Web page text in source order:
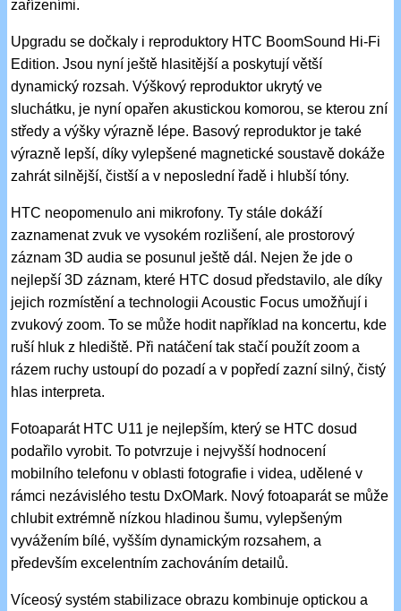
zařízeními.
Upgradu se dočkaly i reproduktory HTC BoomSound Hi-Fi
Edition. Jsou nyní ještě hlasitější a poskytují větší
dynamický rozsah. Výškový reproduktor ukrytý ve
sluchátku, je nyní opařen akustickou komorou, se kterou zní
středy a výšky výrazně lépe. Basový reproduktor je také
výrazně lepší, díky vylepšené magnetické soustavě dokáže
zahrát silnější, čistší a v neposlední řadě i hlubší tóny.
HTC neopomenulo ani mikrofony. Ty stále dokáží
zaznamenat zvuk ve vysokém rozlišení, ale prostorový
záznam 3D audia se posunul ještě dál. Nejen že jde o
nejlepší 3D záznam, které HTC dosud představilo, ale díky
jejich rozmístění a technologii Acoustic Focus umožňují i
zvukový zoom. To se může hodit například na koncertu, kde
ruší hluk z hlediště. Při natáčení tak stačí použít zoom a
rázem ruchy ustoupí do pozadí a v popředí zazní silný, čistý
hlas interpreta.
Fotoaparát HTC U11 je nejlepším, který se HTC dosud
podařilo vyrobit. To potvrzuje i nejvyšší hodnocení
mobilního telefonu v oblasti fotografie i videa, udělené v
rámci nezávislého testu DxOMark. Nový fotoaparát se může
chlubit extrémně nízkou hladinou šumu, vylepšeným
vyvážením bílé, vyšším dynamickým rozsahem, a
především excelentním zachováním detailů.
Víceosý systém stabilizace obrazu kombinuje optickou a